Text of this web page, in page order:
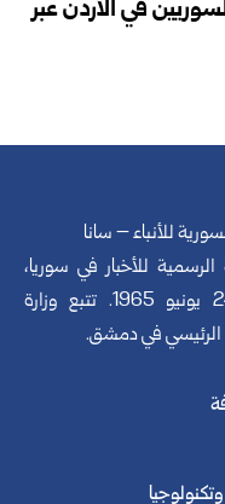
في الأردن عبر
للأنباء – سانا
الرسمية للأخبار في سوريا،
تأسست في 24 يونيو 1965. تتبع وزارة
الرئيسي في دمشق.